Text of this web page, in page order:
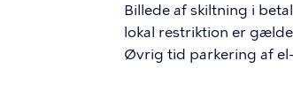
Billede af skiltning i
lokal restriktion er
Øvrig tid parkering af